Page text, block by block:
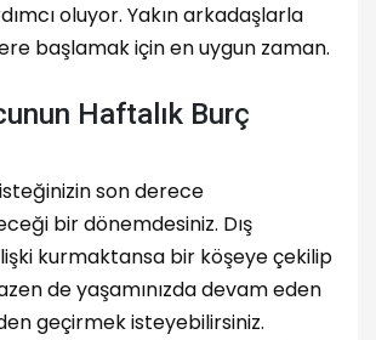
oluyor. Yakın arkadaşlarla
başlamak için en uygun zaman.
Haftalık Burç
son derece
bir dönemdesiniz. Dış
kurmaktansa bir köşeye çekilip
de yaşamınızda devam eden
geçirmek isteyebilirsiniz.